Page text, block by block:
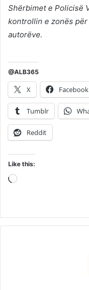
Shërbimet e Policisë
kontrollin e zonës
autorëve.
@ALB365
X Facebook
Tumblr
Reddit
Like this:
Loading…